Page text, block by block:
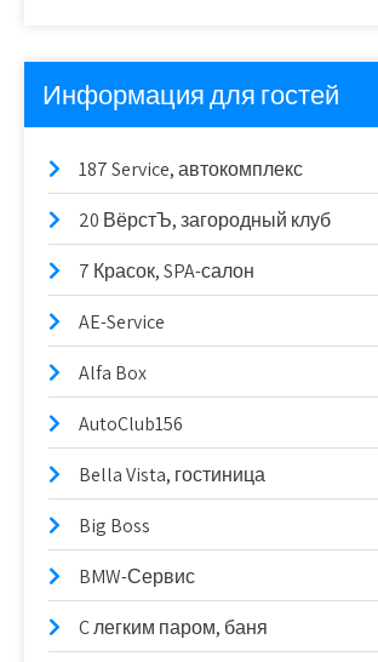
Информация для гостей
187 Service, автокомплекс
20 ВёрстЪ, загородный клуб
7 Красок, SPA-салон
AE-Service
Alfa Box
AutoClub156
Bella Vista, гостиница
Big Boss
BMW-Сервис
C легким паром, баня